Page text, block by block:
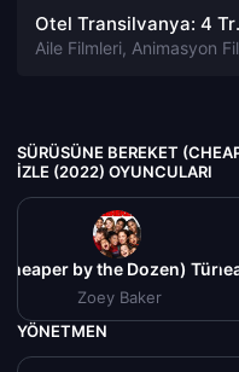
Otel
Aile Filmleri, Animasyon Filmleri
SÜRÜSÜNE BEREKET
IZLE (2022) OYUNCULARI
by the Dozen)
Zoey Baker
Sürüsüne Bereket
YÖNETMEN